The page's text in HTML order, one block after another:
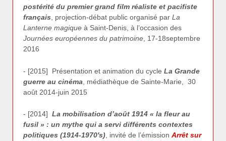
postérité du premier grand film réaliste et pacifiste
français, projection-débat public organisé par La
Lanterne magique à Saint-Denis, à l’occasion des
Journées européennes du patrimoine, 17-18septembre
2016
- [2015] Présentation et animation du cycle La Grande
guerre au cinéma , médiathèque de Sainte-Marie, 30
août 2014-juin 2015
- [2014] La mobilisation d’août 1914 « la fleur au
fusil » : un mythe qui a servi différents contextes
politiques (1914-1970′s) , invité de l’émission Arrêt sur